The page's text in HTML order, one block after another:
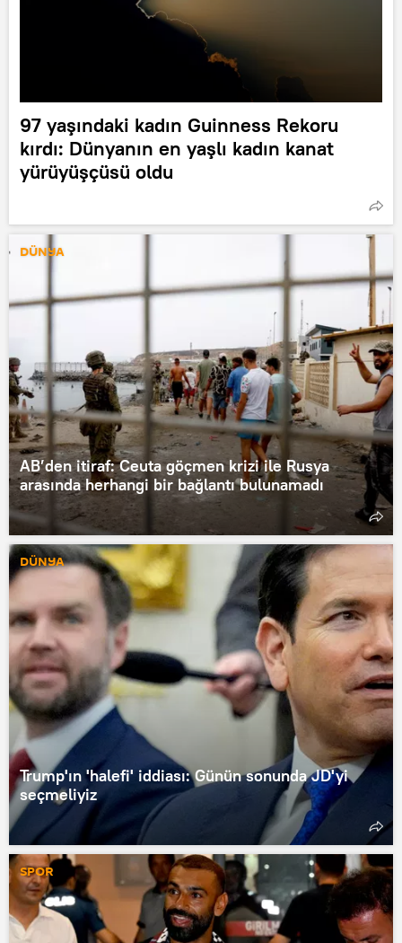
97 yaşındaki kadın Guinness Rekoru
kırdı: Dünyanın en yaşlı kadın kanat
yürüyüşçüsü oldu
DÜNYA
AB’den itiraf: Ceuta göçmen krizi ile Rusya
arasında herhangi bir bağlantı bulunamadı
DÜNYA
Trump'ın 'halefi' iddiası: Günün sonunda JD'yi
seçmeliyiz
SPOR